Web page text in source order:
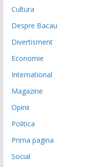
Cultura
Despre Bacau
Divertisment
Economie
International
Magazine
Opinii
Politica
Prima pagina
Social